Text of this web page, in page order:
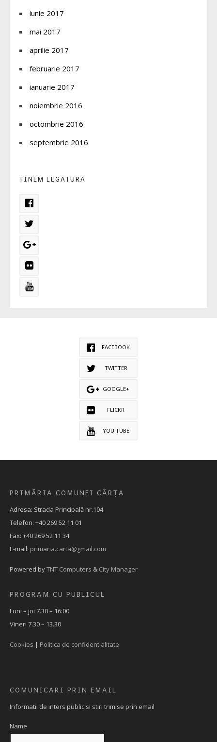
iunie 2017
mai 2017
aprilie 2017
februarie 2017
ianuarie 2017
noiembrie 2016
octombrie 2016
septembrie 2016
TINEM LEGATURA
FACEBOOK
TWITTER
GOOGLE+
FLICKR
YOU TUBE
PRIMĂRIA COMUNEI CÂRȚA
Adresa: Strada Principală nr.104
Telefon: +40 269 52 11 01
Fax: +40 269 52 11 34
E-mail: primaria.carta@gmail.com
Powered byTNT Computers & City Manager
PROGRAM CU PUBLICUL
Luni – joi 7.30 – 16:00
Vineri 7.30 – 13.30
Cookies | Politica de confidentialitate
COMUNICARI PRIN EMAIL
Informatii de inters public si stiri trimise prin email
Name